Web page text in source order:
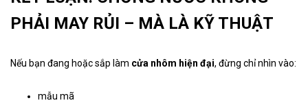
PHẢI MAY RỦI – MÀ LÀ KỸ THUẬT
Nếu bạn đang hoặc sắp làm cửa nhôm hiện đại, đừng chỉ nhìn vào:
mẫu mã